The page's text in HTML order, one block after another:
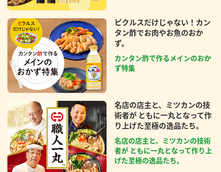
ピクルスだけじゃない！カン
タン酢でお肉やお魚のおか
ず。
カンタン酢で作るメインのおか
ず特集
名店の店主と、ミツカンの技
術者が ともに一丸となって作
り上げた至極の逸品たち。
名店の店主と、ミツカンの技術
者が ともに一丸となって作り上
げた至極の逸品たち。